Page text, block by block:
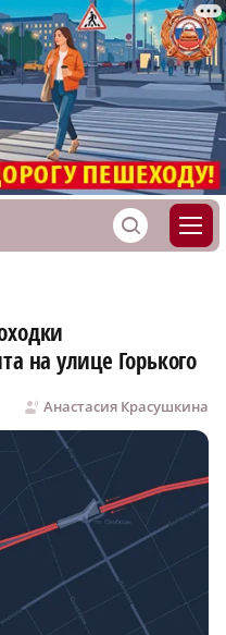
S
на улице Горького
Анастасия Красушкина